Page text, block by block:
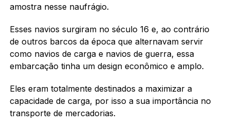
amostra nesse naufrágio.
Esses navios surgiram no século 16 e, ao contrário
de outros barcos da época que alternavam servir
como navios de carga e navios de guerra, essa
embarcação tinha um design econômico e amplo.
Eles eram totalmente destinados a maximizar a
capacidade de carga, por isso a sua importância no
transporte de mercadorias.